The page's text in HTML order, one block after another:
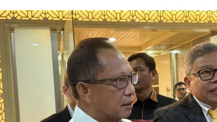
lokal
dan
dinamis,
memiliki
kisaran
harga
iklan
yang
relatif
lebih
murah